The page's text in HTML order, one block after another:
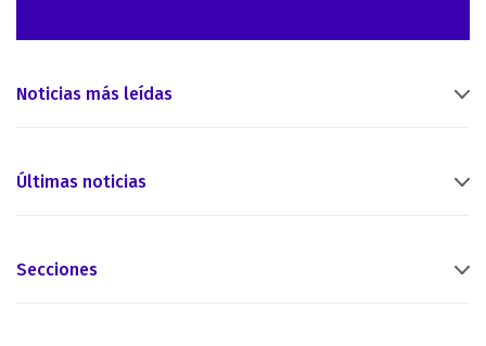
Noticias más leídas
Últimas noticias
Secciones